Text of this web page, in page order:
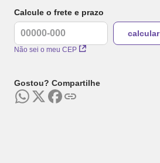
Calcule o frete e prazo
Não sei o meu CEP
Gostou? Compartilhe